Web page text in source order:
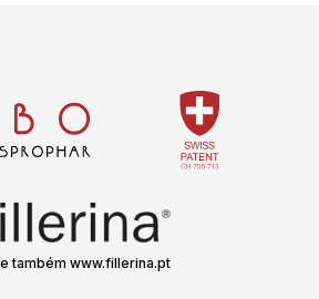
também www.fillerina.pt